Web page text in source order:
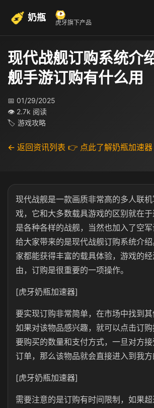
奶瓶 虎牙旗下产品
现代战舰订购系统介
舰手游订购有什么用
📅 01/29/2025
👁 2.7k 阅读
🏷 游戏攻略
← 返回资讯列表 👉 点此了解奶瓶加速器
现代战舰是一款画质非常高的多人联
戏，它和大多数载具游戏的区别就在
是各种各样的战舰，当然也加入了空
给大家带来的是现代战舰订购系统介
家都能获得丰富的载具体验，游戏的
由，订购是很重要的一项操作。
[虎牙奶瓶加速器]
要实现订购非常简单，在市场中找到其
如果对该物品感兴趣，就可以点击订
要购买的数量和支付方式，一旦对方
订单，那么该物品就会直接进入到我方
[虎牙奶瓶加速器]
需要注意的是订购有时间限制，如果